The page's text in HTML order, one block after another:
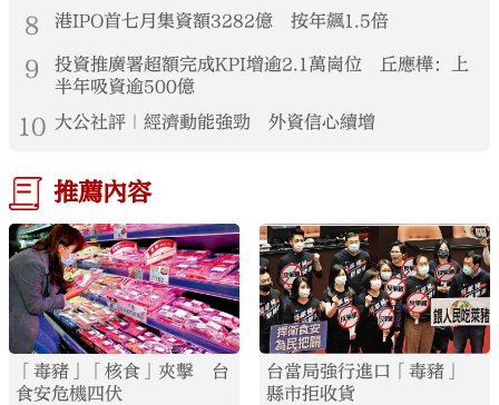
8 港IPO首七月集資額3282億 按年飆1.5倍
9
投資推廣署超額完成KPI增逾2.1萬崗位 丘應樺：上
半年吸資逾500億
10 大公社評｜經濟動能強勁 外資信心續增
推薦內容
「毒豬」「核食」夾擊 台
食安危機四伏
台當局強行進口「毒豬」
縣市拒收貨